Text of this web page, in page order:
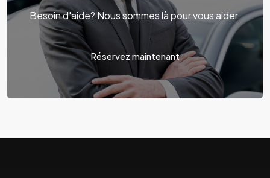
Besoin d'aide? Nous sommes là pour vous aider.
Réservez maintenant